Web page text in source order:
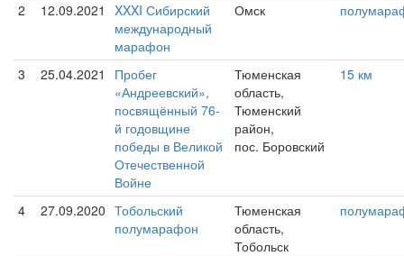
2 12.09.2021
XXXI Сибирский
международный
марафон
Омск
3 25.04.2021
Пробег
«Андреевский»,
посвящённый 76-
й годовщине
победы в Великой
Отечественной
Войне
Тюменская
область,
Тюменский
район,
пос. Боровский
15 км
4 27.09.2020 Тобольский
полумарафон
Тюменская
область,
Тобольск